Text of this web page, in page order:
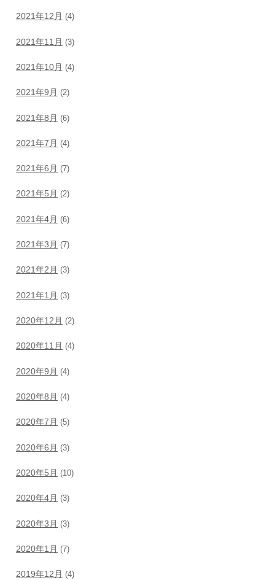
2021年12月 (4)
2021年11月 (3)
2021年10月 (4)
2021年9月 (2)
2021年8月 (6)
2021年7月 (4)
2021年6月 (7)
2021年5月 (2)
2021年4月 (6)
2021年3月 (7)
2021年2月 (3)
2021年1月 (3)
2020年12月 (2)
2020年11月 (4)
2020年9月 (4)
2020年8月 (4)
2020年7月 (5)
2020年6月 (3)
2020年5月 (10)
2020年4月 (3)
2020年3月 (3)
2020年1月 (7)
2019年12月 (4)